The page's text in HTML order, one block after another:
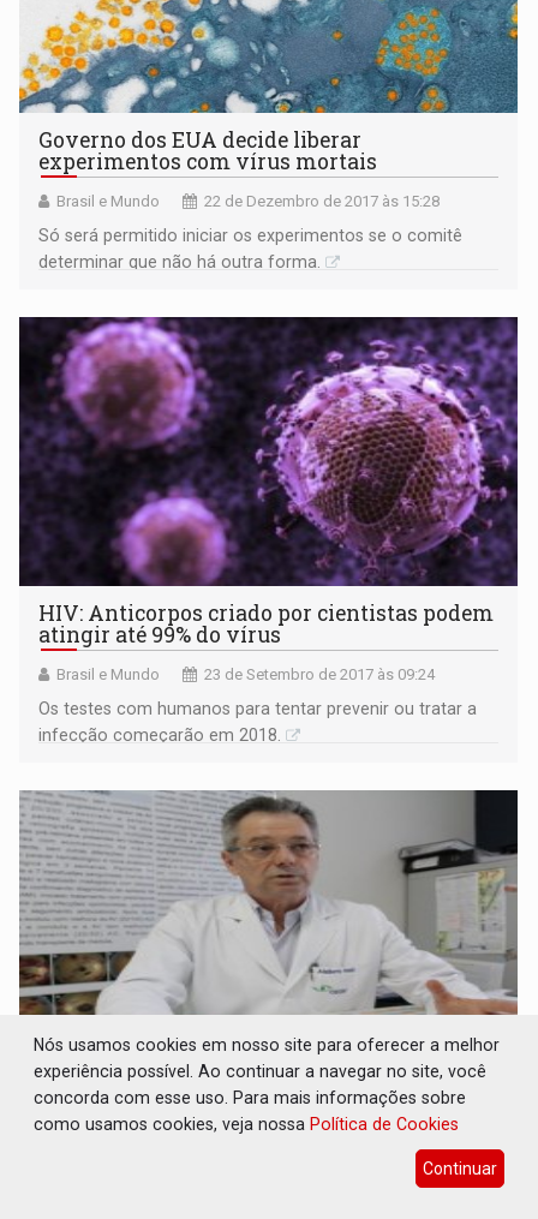
Governo dos EUA decide liberar
experimentos com vírus mortais
Brasil e Mundo 22 de Dezembro de 2017 às 15:28
Só será permitido iniciar os experimentos se o comitê
determinar que não há outra forma.
HIV: Anticorpos criado por cientistas podem
atingir até 99% do vírus
Brasil e Mundo 23 de Setembro de 2017 às 09:24
Os testes com humanos para tentar prevenir ou tratar a
infecção começarão em 2018.
Aumentam casos de conjuntivite com início
do verão em Porto Velho
A conjuntivite é transmissível pelo contato: roupas,
Nós usamos cookies em nosso site para oferecer a melhor
experiência possível. Ao continuar a navegar no site, você
concorda com esse uso. Para mais informações sobre
como usamos cookies, veja nossa Política de Cookies
Continuar